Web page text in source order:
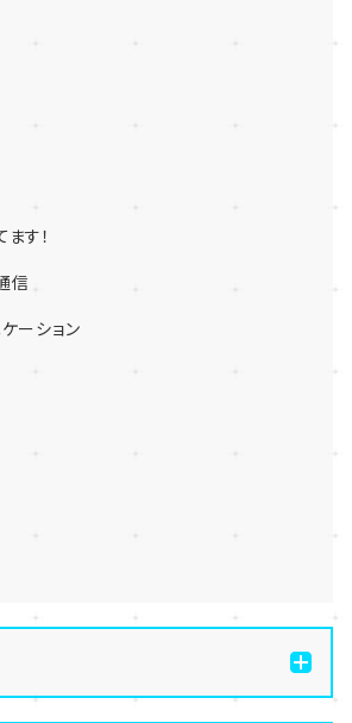
す！
信
ーション